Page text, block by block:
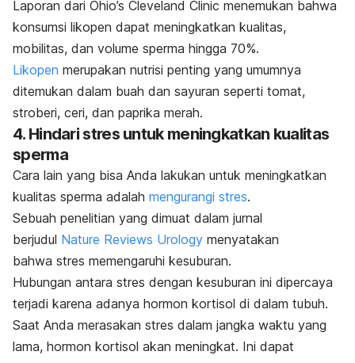
Laporan dari Ohio’s Cleveland Clinic menemukan bahwa
konsumsi likopen dapat meningkatkan kualitas,
mobilitas, dan volume sperma hingga 70%.
Likopen merupakan nutrisi penting yang umumnya
ditemukan dalam buah dan sayuran seperti tomat,
stroberi, ceri, dan paprika merah.
4. Hindari stres untuk meningkatkan kualitas
sperma
Cara lain yang bisa Anda lakukan untuk meningkatkan
kualitas sperma adalah mengurangi stres.
Sebuah penelitian yang dimuat dalam jurnal
berjudul Nature Reviews Urology menyatakan
bahwa stres memengaruhi kesuburan.
Hubungan antara stres dengan kesuburan ini dipercaya
terjadi karena adanya hormon kortisol di dalam tubuh.
Saat Anda merasakan stres dalam jangka waktu yang
lama, hormon kortisol akan meningkat. Ini dapat